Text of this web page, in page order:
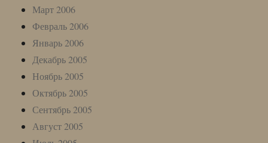
Март 2006
Февраль 2006
Январь 2006
Декабрь 2005
Ноябрь 2005
Октябрь 2005
Сентябрь 2005
Август 2005